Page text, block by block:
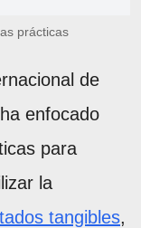
prácticas
de
enfocado
para
la
tangibles,